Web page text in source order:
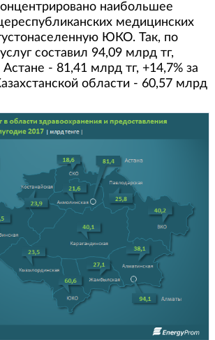
наибольшее
медицинских
ЮКО. Так, по
составил 94,09 млрд тг,
Астане - 81,41 млрд тг, +14,7% за
области - 60,57 млрд